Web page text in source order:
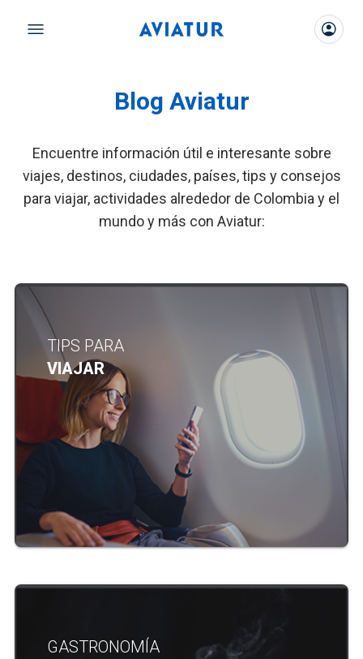
Blog Aviatur
Encuentre información útil e interesante sobre
viajes, destinos, ciudades, países, tips y consejos
para viajar, actividades alrededor de Colombia y el
mundo y más con Aviatur:
TIPS PARA
VIAJAR
GASTRONOMÍA